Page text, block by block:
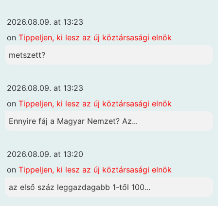
2026.08.09. at 13:23
on Tippeljen, ki lesz az új köztársasági elnök
metszett?
2026.08.09. at 13:23
on Tippeljen, ki lesz az új köztársasági elnök
Ennyire fáj a Magyar Nemzet? Az...
2026.08.09. at 13:20
on Tippeljen, ki lesz az új köztársasági elnök
az első száz leggazdagabb 1-től 100...